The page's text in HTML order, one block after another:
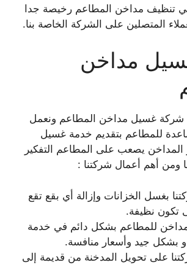
تنظيف مداخن المطاعم رخيصة جدا
المتصلين على الشركة الخاصة بنا.
مداخن
شركة غسيل مداخن المطاعم ونعمل
للمطاعم بتقديم خدمة غسيل
المداخن يصعب على المطاعم التفكير
ومن أهم أعمال شركتنا :
بغسل الخزانات وإزالة أي بقع تقع
تكون نظيفة.
للمطاعم بشكل دائم في خدمة
و بشكل جيد وأسعار منافسة.
على تحويل المدخنة من قديمة إلى